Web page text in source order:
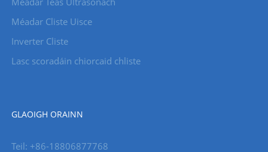
Méadar Cliste Uisce
Inverter Cliste
Lasc scoradáin chiorcaid chliste
GLAOIGH ORAINN
Teil: +86-18806877768